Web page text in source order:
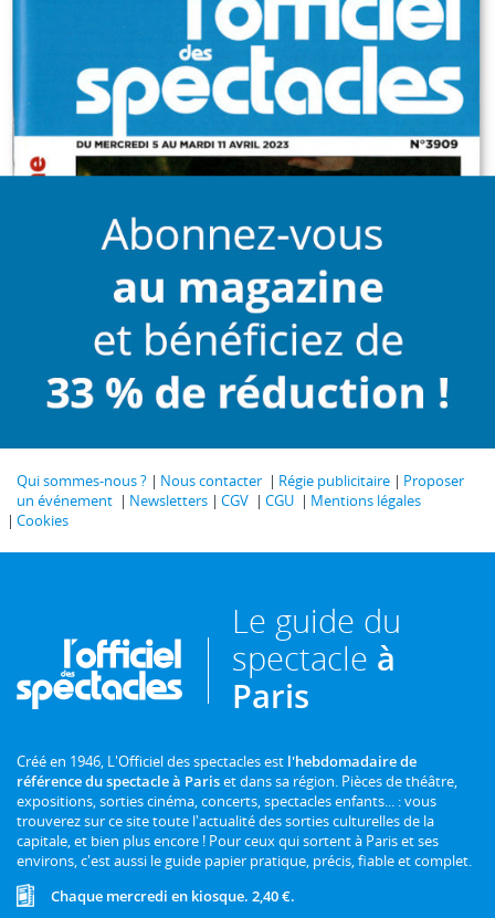
Qui sommes-nous ? Nous contacter Régie publicitaire
Proposer
un événement
Newsletters CGV CGU
Mentions légales
Cookies
Le guide du
spectacle à
Paris
Créé en 1946, L'Officiel des spectacles est l'hebdomadaire de
référence du spectacle à Pariset dans sa région. Pièces de théâtre,
expositions, sorties cinéma, concerts, spectacles enfants... : vous
trouverez sur ce site toute l'actualité des sorties culturelles de la
capitale, et bien plus encore ! Pour ceux qui sortent à Paris et ses
environs, c'est aussi le guide papier pratique, précis, fiable et complet.
Chaque mercredi en kiosque. 2,40 €.